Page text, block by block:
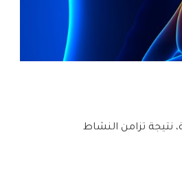
نتيجة تزامن النشاط